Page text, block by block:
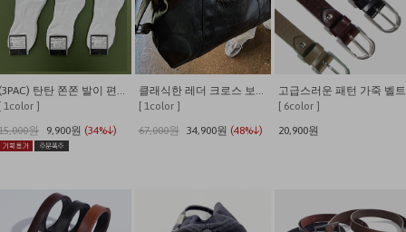
(3PAC) 탄탄 쫀쫀 발이 편안한 쿠셔닝 사계절 데일리양말
1color ]
원
9,900원 (34%↓)
클래식한 레더 크로스 보스턴백
[ 1color ]
67,000원
34,900원 (48%↓)
고급스러운 패턴 가죽 벨트
[ 6color ]
20,900원